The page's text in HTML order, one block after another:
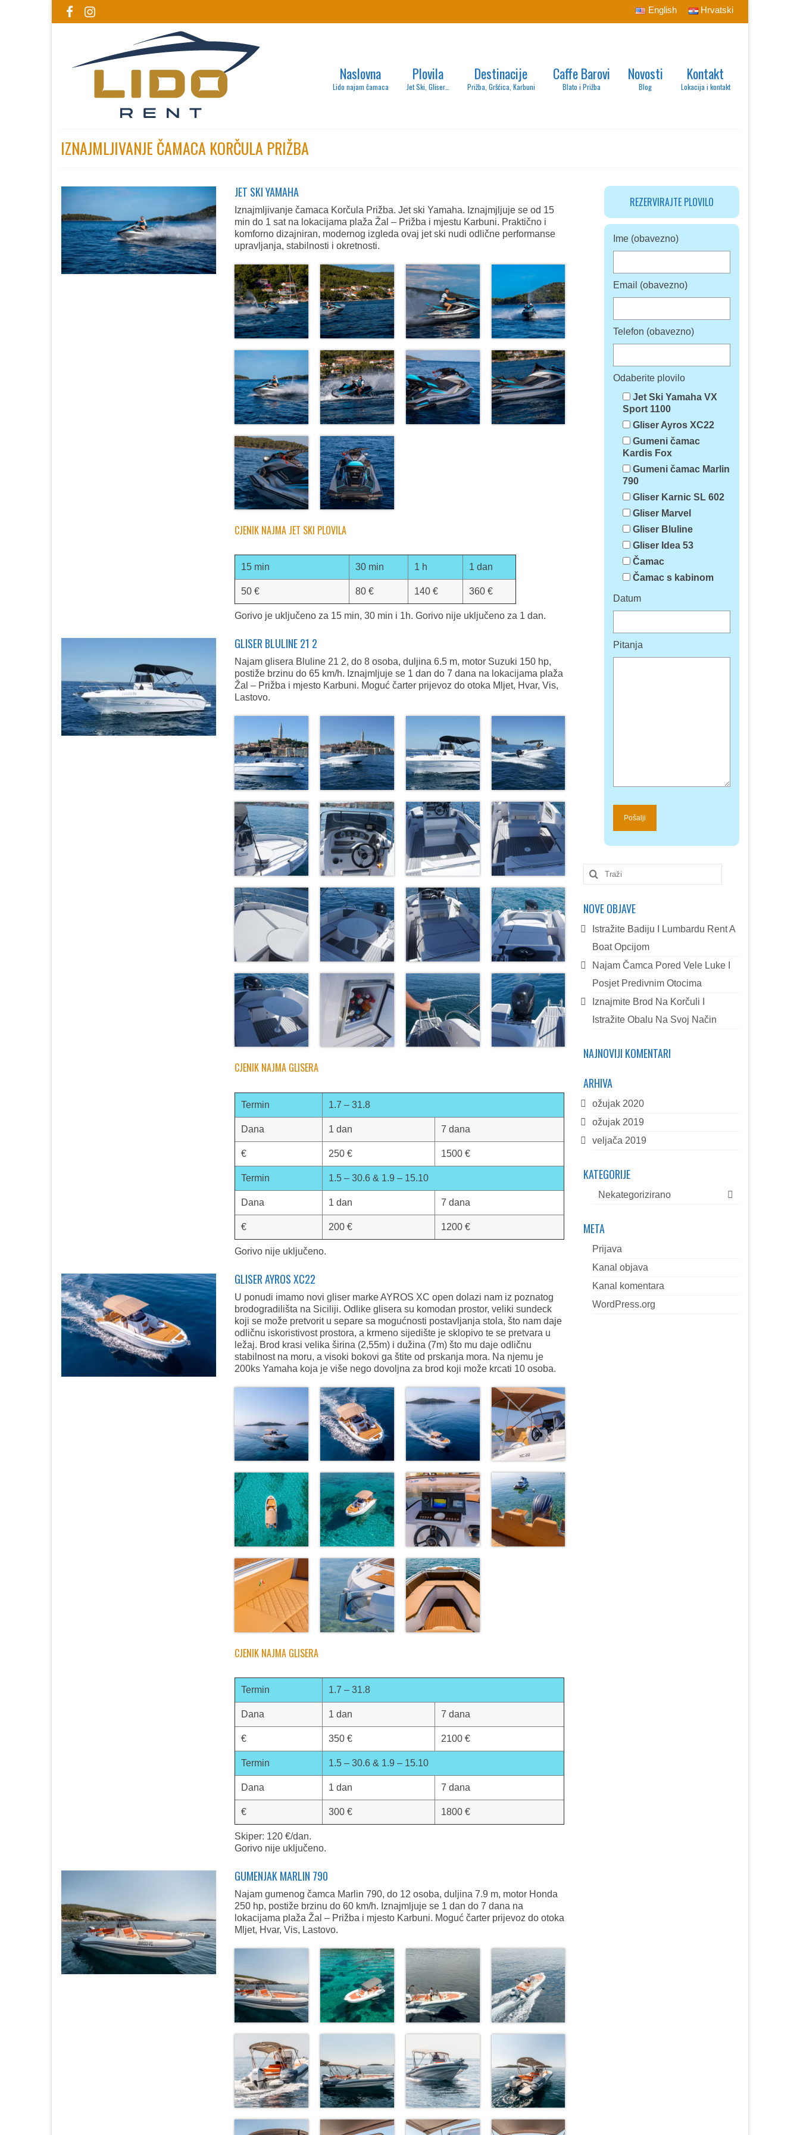
English Hrvatski
Naslovna
Lido najam čamaca
Plovila
Jet Ski, Gliser…
Destinacije
Prižba, Gršćica, Karbuni
Caffe Barovi
Blato i Prižba
Novosti
Blog
Kontakt
Lokacija i kontakt
IZNAJMLJIVANJE ČAMACA KORČULA PRIŽBA
JET SKI YAMAHA
Iznajmljivanje čamaca Korčula Prižba. Jet ski Yamaha. Iznajmjljuje se od 15
min do 1 sat na lokacijama plaža Žal – Prižba i mjestu Karbuni. Praktično i
komforno dizajniran, modernog izgleda ovaj jet ski nudi odlične performanse
upravljanja, stabilnosti i okretnosti.
CJENIK NAJMA JET SKI PLOVILA
15 min 30 min 1 h 1 dan
50 € 80 € 140 € 360 €
Gorivo je uključeno za 15 min, 30 min i 1h. Gorivo nije uključeno za 1 dan.
GLISER BLULINE 21 2
Najam glisera Bluline 21 2, do 8 osoba, duljina 6.5 m, motor Suzuki 150 hp,
postiže brzinu do 65 km/h. Iznajmljuje se 1 dan do 7 dana na lokacijama plaža
Žal – Prižba i mjesto Karbuni. Moguć čarter prijevoz do otoka Mljet, Hvar, Vis,
Lastovo.
CJENIK NAJMA GLISERA
Termin 1.7 – 31.8
Dana 1 dan 7 dana
€ 250 € 1500 €
Termin 1.5 – 30.6 & 1.9 – 15.10
Dana 1 dan 7 dana
€ 200 € 1200 €
Gorivo nije uključeno.
GLISER AYROS XC22
U ponudi imamo novi gliser marke AYROS XC open dolazi nam iz poznatog
brodogradilišta na Siciliji. Odlike glisera su komodan prostor, veliki sundeck
koji se može pretvorit u separe sa mogućnosti postavljanja stola, što nam daje
odličnu iskoristivost prostora, a krmeno sijedište je sklopivo te se pretvara u
ležaj. Brod krasi velika širina (2,55m) i dužina (7m) što mu daje odličnu
stabilnost na moru, a visoki bokovi ga štite od prskanja mora. Na njemu je
200ks Yamaha koja je više nego dovoljna za brod koji može krcati 10 osoba.
CJENIK NAJMA GLISERA
Termin 1.7 – 31.8
Dana 1 dan 7 dana
€ 350 € 2100 €
Termin 1.5 – 30.6 & 1.9 – 15.10
Dana 1 dan 7 dana
€ 300 € 1800 €
Skiper: 120 €/dan.
Gorivo nije uključeno.
GUMENJAK MARLIN 790
Najam gumenog čamca Marlin 790, do 12 osoba, duljina 7.9 m, motor Honda
250 hp, postiže brzinu do 60 km/h. Iznajmljuje se 1 dan do 7 dana na
lokacijama plaža Žal – Prižba i mjesto Karbuni. Moguć čarter prijevoz do otoka
Mljet, Hvar, Vis, Lastovo.
REZERVIRAJTE PLOVILO
Ime (obavezno)
Email (obavezno)
Telefon (obavezno)
Odaberite plovilo
Jet Ski Yamaha VX
Sport 1100
Gliser Ayros XC22
Gumeni čamac
Kardis Fox
Gumeni čamac Marlin
790
Gliser Karnic SL 602
Gliser Marvel
Gliser Bluline
Gliser Idea 53
Čamac
Čamac s kabinom
Datum
Pitanja
Search
for:
NOVE OBJAVE
Istražite Badiju I Lumbardu Rent A
Boat Opcijom
Najam Čamca Pored Vele Luke I
Posjet Predivnim Otocima
Iznajmite Brod Na Korčuli I
Istražite Obalu Na Svoj Način
NAJNOVIJI KOMENTARI
ARHIVA
ožujak 2020
ožujak 2019
veljača 2019
KATEGORIJE
Nekategorizirano
META
Prijava
Kanal objava
Kanal komentara
WordPress.org